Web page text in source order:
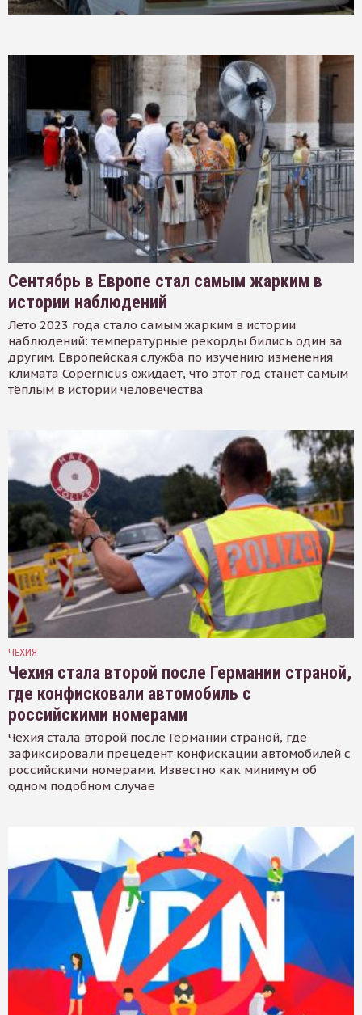
Сентябрь в Европе стал самым жарким в
истории наблюдений
Лето 2023 года стало самым жарким в истории
наблюдений: температурные рекорды бились один за
другим. Европейская служба по изучению изменения
климата Copernicus ожидает, что этот год станет самым
тёплым в истории человечества
ЧЕХИЯ
Чехия стала второй после Германии страной,
где конфисковали автомобиль с
российскими номерами
Чехия стала второй после Германии страной, где
зафиксировали прецедент конфискации автомобилей с
российскими номерами. Известно как минимум об
одном подобном случае